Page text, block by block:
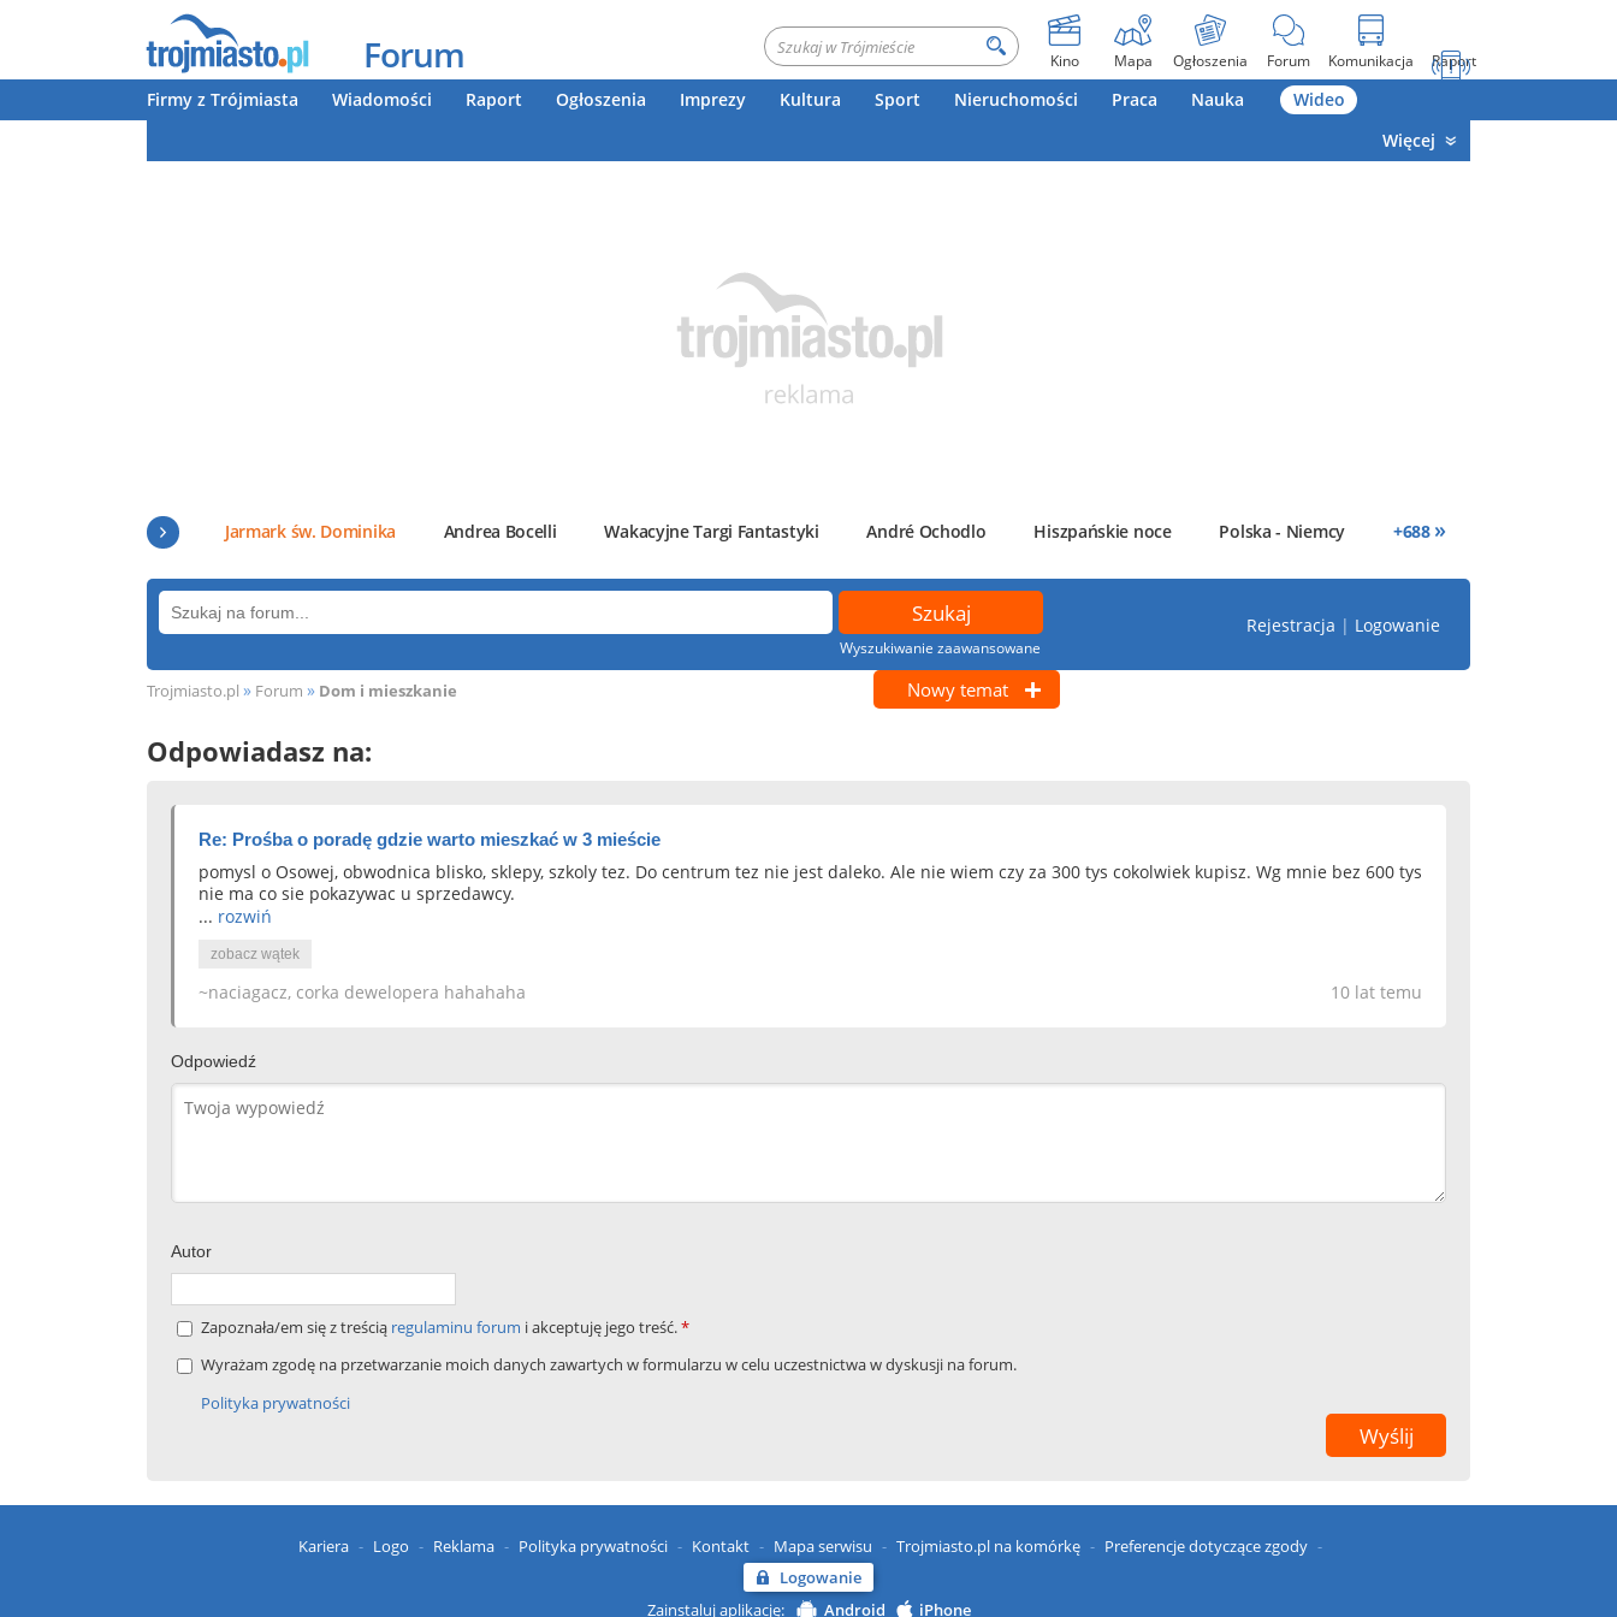
Forum Kino Mapa Ogłoszenia Forum Komunikacja Raport
Firmy z Trójmiasta Wiadomości Raport Ogłoszenia Imprezy Kultura Sport Nieruchomości Praca Nauka
Wideo
Więcej
Jarmark św. Dominika Andrea Bocelli Wakacyjne Targi Fantastyki André Ochodlo Hiszpańskie noce Polska - Niemcy +688 »
Wyszukiwanie zaawansowane
Rejestracja | Logowanie
Trojmiasto.pl » Forum » Dom i mieszkanie Nowy temat
Odpowiadasz na:
Re: Prośba o poradę gdzie warto mieszkać w 3 mieście
pomysl o Osowej, obwodnica blisko, sklepy, szkoly tez. Do centrum tez nie jest daleko. Ale nie wiem czy za 300 tys cokolwiek kupisz. Wg mnie bez 600 tys
nie ma co sie pokazywac u sprzedawcy.
... rozwiń
zobacz wątek
10 lat temu
~naciagacz, corka dewelopera hahahaha
Odpowiedź
Autor
Zapoznała/em się z treścią regulaminu forum i akceptuję jego treść.*
Wyrażam zgodę na przetwarzanie moich danych zawartych w formularzu w celu uczestnictwa w dyskusji na forum.
Polityka prywatności
Kariera Logo Reklama Polityka prywatności Kontakt Mapa serwisu Trojmiasto.pl na komórkę
Preferencje dotyczące zgody
Logowanie
Zainstaluj aplikację:
Android iPhone